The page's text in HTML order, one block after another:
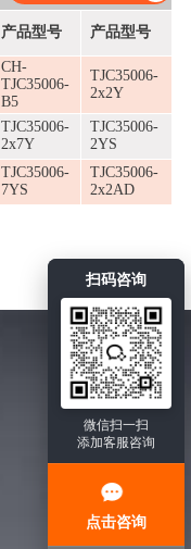
扫码咨询
微信扫一扫
添加客服咨询
点击咨询
产品型号 产品型号
CH-
TJC35006-
B5
TJC35006-
2x2Y
TJC35006-
2x7Y
TJC35006-
2YS
TJC35006-
7YS
TJC35006-
2x2AD